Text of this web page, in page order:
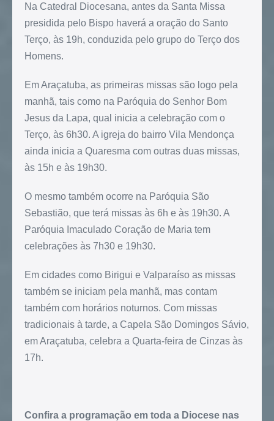
Na Catedral Diocesana, antes da Santa Missa
presidida pelo Bispo haverá a oração do Santo
Terço, às 19h, conduzida pelo grupo do Terço dos
Homens.
Em Araçatuba, as primeiras missas são logo pela
manhã, tais como na Paróquia do Senhor Bom
Jesus da Lapa, qual inicia a celebração com o
Terço, às 6h30. A igreja do bairro Vila Mendonça
ainda inicia a Quaresma com outras duas missas,
às 15h e às 19h30.
O mesmo também ocorre na Paróquia São
Sebastião, que terá missas às 6h e às 19h30. A
Paróquia Imaculado Coração de Maria tem
celebrações às 7h30 e 19h30.
Em cidades como Birigui e Valparaíso as missas
também se iniciam pela manhã, mas contam
também com horários noturnos. Com missas
tradicionais à tarde, a Capela São Domingos Sávio,
em Araçatuba, celebra a Quarta-feira de Cinzas às
17h.
Confira a programação em toda a Diocese nas